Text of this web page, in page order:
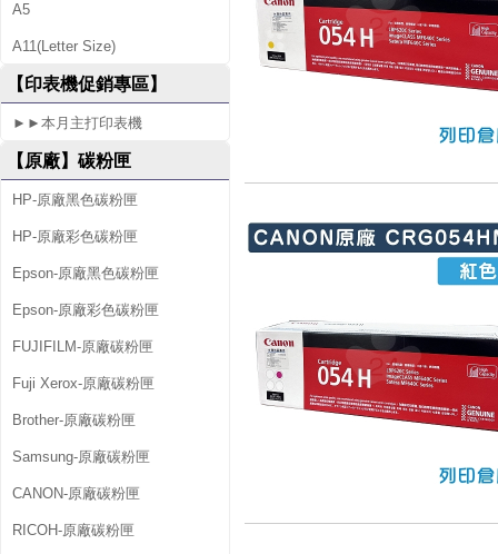
S
S
M
6
4
2
C
d
w
A5
A11(Letter Size)
【印表機促銷專區】
►►本月主打印表機
【原廠】碳粉匣
HP-原廠黑色碳粉匣
HP-原廠彩色碳粉匣
Epson-原廠黑色碳粉匣
Epson-原廠彩色碳粉匣
FUJIFILM-原廠碳粉匣
Fuji Xerox-原廠碳粉匣
Brother-原廠碳粉匣
Samsung-原廠碳粉匣
CANON-原廠碳粉匣
RICOH-原廠碳粉匣